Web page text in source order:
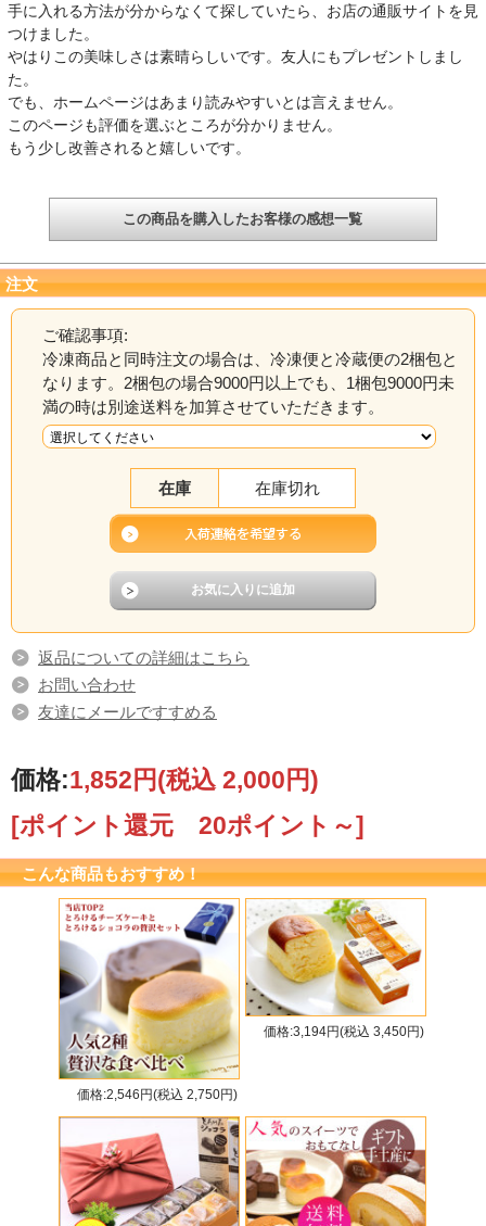
手に入れる方法が分からなくて探していたら、お店の通販サイトを見
つけました。
やはりこの美味しさは素晴らしいです。友人にもプレゼントしまし
た。
でも、ホームページはあまり読みやすいとは言えません。
このページも評価を選ぶところが分かりません。
もう少し改善されると嬉しいです。
この商品を購入したお客様の感想一覧
注文
ご確認事項:
冷凍商品と同時注文の場合は、冷凍便と冷蔵便の2梱包と
なります。2梱包の場合9000円以上でも、1梱包9000円未
満の時は別途送料を加算させていただきます。
在庫 在庫切れ
返品についての詳細はこちら
お問い合わせ
友達にメールですすめる
価格:1,852円(税込 2,000円)
[ポイント還元 20ポイント～]
こんな商品もおすすめ！
価格:2,546円(税込 2,750円)
価格:3,194円(税込 3,450円)